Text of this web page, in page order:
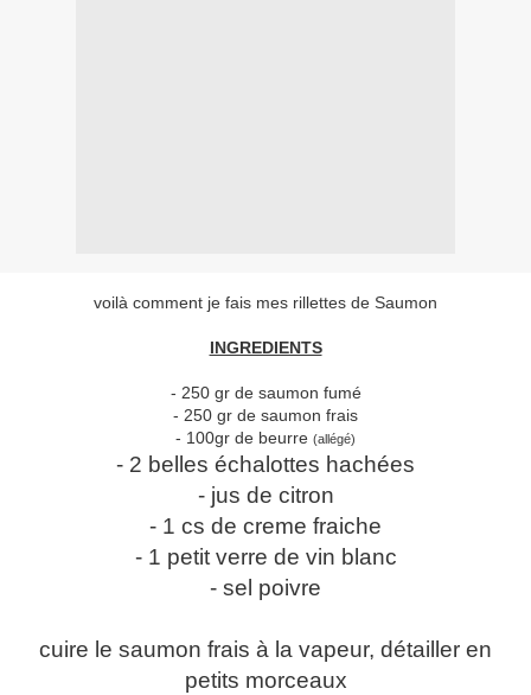
voilà comment je fais mes rillettes de Saumon
INGREDIENTS
- 250 gr de saumon fumé
- 250 gr de saumon frais
- 100gr de beurre (allégé)
- 2 belles échalottes hachées
- jus de citron
- 1 cs de creme fraiche
- 1 petit verre de vin blanc
- sel poivre
cuire le saumon frais à la vapeur, détailler en
petits morceaux